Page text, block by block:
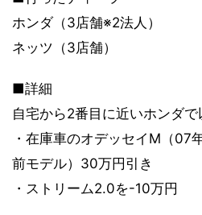
ホンダ（3店舗※2法人）
ネッツ（3店舗）
■詳細
自宅から2番目に近いホンダで
・在庫車のオデッセイM（07
前モデル）30万円引き
・ストリーム2.0を-10万円